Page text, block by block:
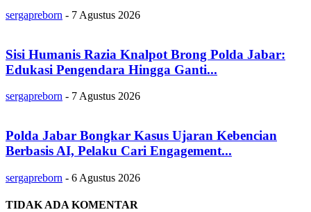
sergapreborn - 7 Agustus 2026
Sisi Humanis Razia Knalpot Brong Polda Jabar:
Edukasi Pengendara Hingga Ganti...
sergapreborn - 7 Agustus 2026
Polda Jabar Bongkar Kasus Ujaran Kebencian
Berbasis AI, Pelaku Cari Engagement...
sergapreborn - 6 Agustus 2026
TIDAK ADA KOMENTAR